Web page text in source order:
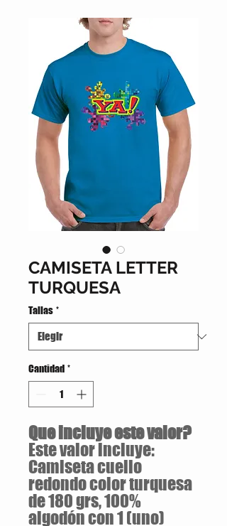
CAMISETA LETTER
TURQUESA
Tallas *
Cantidad *
Que incluye este valor?
Este valor incluye:
Camiseta cuello
redondo color turquesa
de 180 grs, 100%
algodón con 1 (uno)